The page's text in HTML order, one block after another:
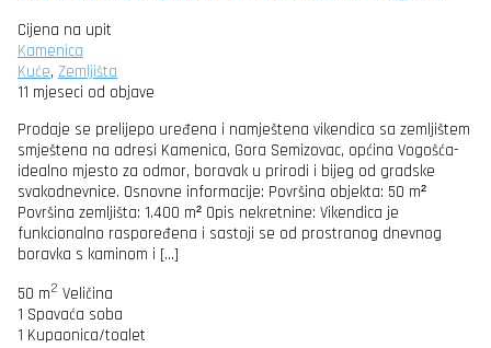
Cijena na upit
Kamenica
Kuće, Zemljišta
11 mjeseci od objave
Prodaje se prelijepo uređena i namještena vikendica sa zemljištem
smještena na adresi Kamenica, Gora Semizovac, općina Vogošća-
idealno mjesto za odmor, boravak u prirodi i bijeg od gradske
svakodnevnice. Osnovne informacije: Površina objekta: 50 m²
Površina zemljišta: 1.400 m² Opis nekretnine: Vikendica je
funkcionalno raspoređena i sastoji se od prostranog dnevnog
boravka s kaminom i […]
50 m2 Veličina
1 Spavaća soba
1 Kupaonica/toalet